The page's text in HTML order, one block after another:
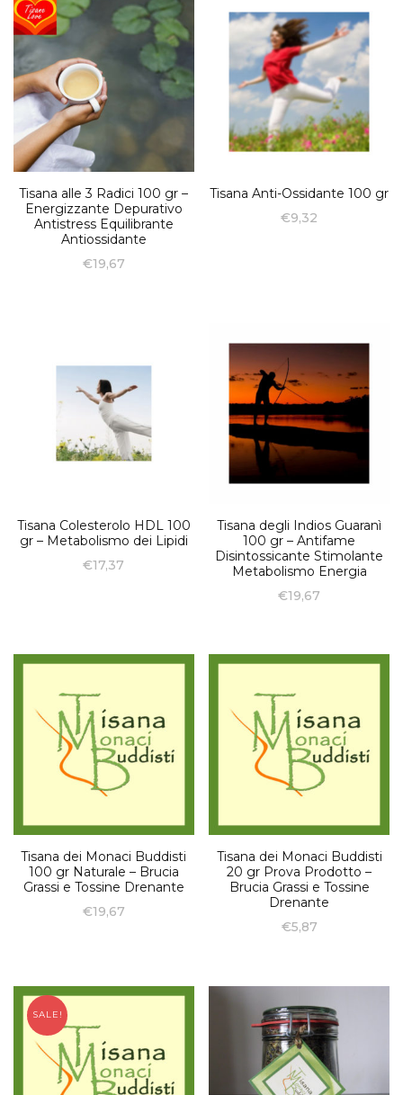
Tisana alle 3 Radici 100 gr –
Energizzante Depurativo
Antistress Equilibrante
Antiossidante
€19,67
Tisana Anti-Ossidante 100 gr
€9,32
Tisana Colesterolo HDL 100
gr – Metabolismo dei Lipidi
€17,37
Tisana degli Indios Guaranì
100 gr – Antifame
Disintossicante Stimolante
Metabolismo Energia
€19,67
Tisana dei Monaci Buddisti
100 gr Naturale – Brucia
Grassi e Tossine Drenante
€19,67
Tisana dei Monaci Buddisti
20 gr Prova Prodotto –
Brucia Grassi e Tossine
Drenante
€5,87
SALE!